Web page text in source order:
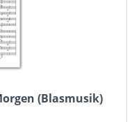
(Blasmusik)